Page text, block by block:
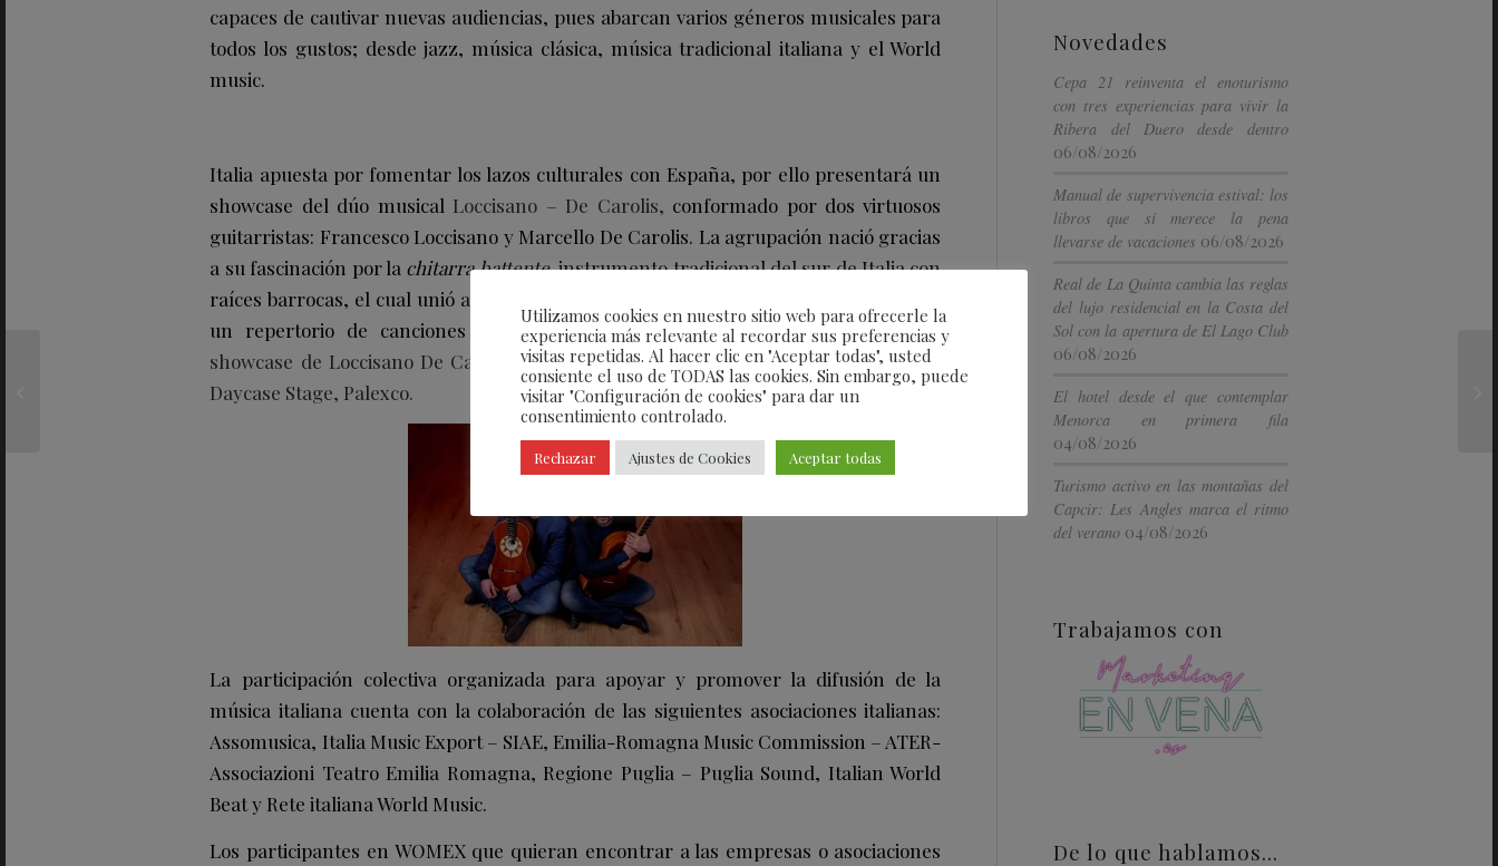
capaces de cautivar nuevas audiencias, pues abarcan varios géneros musicales para
todos los gustos; desde jazz, música clásica, música tradicional italiana y el World
music.
Italia apuesta por fomentar los lazos culturales con España, por ello presentará un
showcase del dúo musical Loccisano – De Carolis, conformado por dos virtuosos
guitarristas: Francesco Loccisano y Marcello De Carolis. La agrupación nació gracias
a su fascinación por la chitarra battente,instrumento tradicional del sur de Italia con
raíces barrocas, el cual unió a estos grandes músicos que actualmente cuentan con
un repertorio de canciones originales y su primer álbum titulado “Venti”.El
showcase de Loccisano De Carolis dúo será el 27 de octubre de 13h00 a 14h00 en
Daycase Stage, Palexco.
La participación colectiva organizada para apoyar y promover la difusión de la
música italiana cuenta con la colaboración de las siguientes asociaciones italianas:
Assomusica, Italia Music Export – SIAE, Emilia-Romagna Music Commission – ATER-
Associazioni Teatro Emilia Romagna, Regione Puglia – Puglia Sound, Italian World
Beat y Rete italiana World Music.
Los participantes en WOMEX que quieran encontrar a las empresas o asociaciones
Novedades
Cepa 21 reinventa el enoturismo
con tres experiencias para vivir la
Ribera del Duero desde dentro
06/08/2026
Manual de supervivencia estival: los
libros que sí merece la pena
llevarse de vacaciones 06/08/2026
Real de La Quinta cambia las reglas
del lujo residencial en la Costa del
Sol con la apertura de El Lago Club
06/08/2026
El hotel desde el que contemplar
Menorca en primera fila
04/08/2026
Turismo activo en las montañas del
Capcir: Les Angles marca el ritmo
del verano 04/08/2026
Trabajamos con
De lo que hablamos…
Utilizamos cookies en nuestro sitio web para ofrecerle la
experiencia más relevante al recordar sus preferencias y
visitas repetidas. Al hacer clic en "Aceptar todas", usted
consiente el uso de TODAS las cookies. Sin embargo, puede
visitar "Configuración de cookies" para dar un
consentimiento controlado.
Rechazar Ajustes de Cookies Aceptar todas